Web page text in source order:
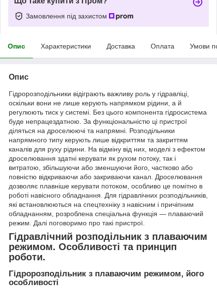
Замовлення під захистом
Опис Характеристики Доставка Оплата Умови
Опис
Гідророзподільники відіграють важливу роль у гідравліці,
оскільки вони не лише керують напрямком рідини, а й
регулюють тиск у системі. Без цього компонента гідросистема
буде непрацездатною. За функціональністю ці пристрої
діляться на дроселюючі та напрямні. Розподільники
напрямного типу керують лише відкриттям та закриттям
каналів для руху рідини. На відміну від них, моделі з ефектом
дроселювання здатні керувати як рухом потоку, так і
витратою, збільшуючи або зменшуючи його, частково або
повністю відкриваючи або закриваючи канал. Дроселювання
дозволяє плавніше керувати потоком, особливо це помітно в
роботі навісного обладнання. Для гідравлічних розподільників,
які встановлюються на спецтехніку з навісним і причіпним
обладнанням, розроблена спеціальна функція — плаваючий
режим. Далі поговоримо про такі пристрої.
Гідравлічний розподільник з плаваючим
режимом. Особливості та принцип
роботи.
Гідророзподільник з плаваючим режимом, його
особливості